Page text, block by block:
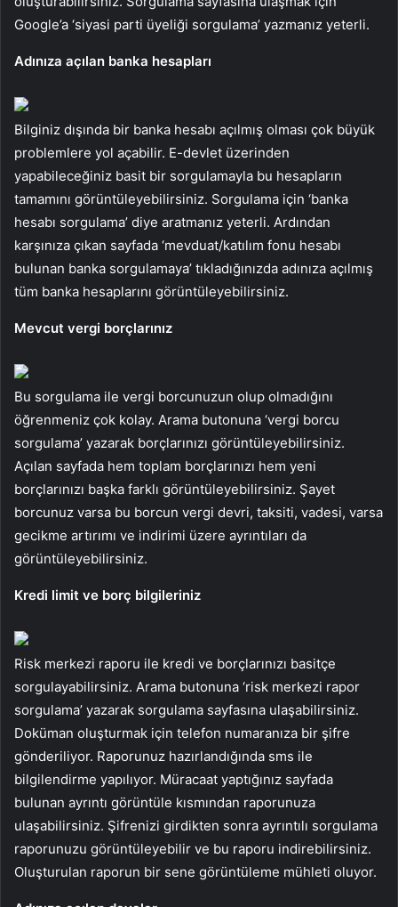
Google’a ‘siyasi parti üyeliği sorgulama’ yazmanız yeterli.
Adınıza açılan banka hesapları
Bilginiz dışında bir banka hesabı açılmış olması çok büyük
problemlere yol açabilir. E-devlet üzerinden
yapabileceğiniz basit bir sorgulamayla bu hesapların
tamamını görüntüleyebilirsiniz. Sorgulama için ‘banka
hesabı sorgulama’ diye aratmanız yeterli. Ardından
karşınıza çıkan sayfada ‘mevduat/katılım fonu hesabı
bulunan banka sorgulamaya’ tıkladığınızda adınıza açılmış
tüm banka hesaplarını görüntüleyebilirsiniz.
Mevcut vergi borçlarınız
Bu sorgulama ile vergi borcunuzun olup olmadığını
öğrenmeniz çok kolay. Arama butonuna ‘vergi borcu
sorgulama’ yazarak borçlarınızı görüntüleyebilirsiniz.
Açılan sayfada hem toplam borçlarınızı hem yeni
borçlarınızı başka farklı görüntüleyebilirsiniz. Şayet
borcunuz varsa bu borcun vergi devri, taksiti, vadesi, varsa
gecikme artırımı ve indirimi üzere ayrıntıları da
görüntüleyebilirsiniz.
Kredi limit ve borç bilgileriniz
Risk merkezi raporu ile kredi ve borçlarınızı basitçe
sorgulayabilirsiniz. Arama butonuna ‘risk merkezi rapor
sorgulama’ yazarak sorgulama sayfasına ulaşabilirsiniz.
Doküman oluşturmak için telefon numaranıza bir şifre
gönderiliyor. Raporunuz hazırlandığında sms ile
bilgilendirme yapılıyor. Müracaat yaptığınız sayfada
bulunan ayrıntı görüntüle kısmından raporunuza
ulaşabilirsiniz. Şifrenizi girdikten sonra ayrıntılı sorgulama
raporunuzu görüntüleyebilir ve bu raporu indirebilirsiniz.
Oluşturulan raporun bir sene görüntüleme mühleti oluyor.